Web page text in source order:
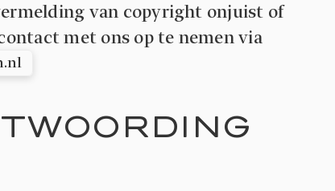
van copyright onjuist of
met ons op te nemen via